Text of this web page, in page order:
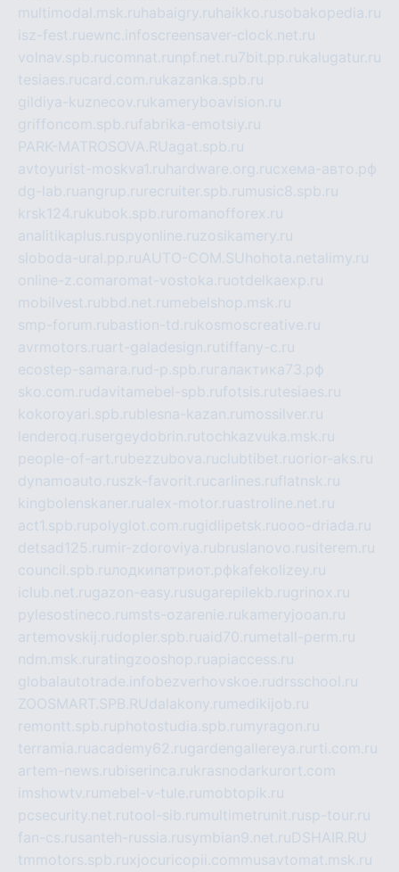
multimodal.msk.ru habaigry.ru haikko.rusobakopedia.ru
isz-fest.ruewnc.infoscreensaver-clock.net.ru
volnav.spb.rucomnat.ru npf.net.ru 7bit.pp.rukalugatur.ru
tesiaes.rucard.com.rukazanka.spb.ru
gildiya-kuznecov.rukameryboavision.ru
griffoncom.spb.rufabrika-emotsiy.ru
PARK-MATROSOVA.RUagat.spb.ru
avtoyurist-moskva1.ru hardware.org.ruсхема-авто.рф
dg-lab.ruangrup.ru recruiter.spb.ru music8.spb.ru
krsk124.rukubok.spb.ru romanofforex.ru
analitikaplus.ruspyonline.ruzosikamery.ru
sloboda-ural.pp.ruAUTO-COM.SU hohota.net alimy.ru
online-z.comaromat-vostoka.ruotdelkaexp.ru
mobilvest.rubbd.net.ru mebelshop.msk.ru
smp-forum.rubastion-td.rukosmoscreative.ru
avrmotors.ruart-galadesign.rutiffany-c.ru
ecostep-samara.rud-p.spb.ru галактика73.рф
sko.com.rudavitamebel-spb.rufotsis.rutesiaes.ru
kokoroyari.spb.rublesna-kazan.ru mossilver.ru
lenderoq.rusergeydobrin.rutochkazvuka.msk.ru
people-of-art.rubezzubova.ruclubtibet.ruorior-aks.ru
dynamoauto.ruszk-favorit.rucarlines.ruflatnsk.ru
kingbolenskaner.rualex-motor.ruastroline.net.ru
act1.spb.rupolyglot.com.rugidlipetsk.ruooo-driada.ru
detsad125.ru mir-zdoroviya.rubruslanovo.rusiterem.ru
council.spb.ruлодкипатриот.рфkafekolizey.ru
iclub.net.rugazon-easy.rusugarepilekb.rugrinox.ru
pylesostineco.ru msts-ozarenie.rukameryjooan.ru
artemovskij.rudopler.spb.ruaid70.ru metall-perm.ru
ndm.msk.ru ratingzooshop.ruapiaccess.ru
globalautotrade.info bezverhovskoe.rudrsschool.ru
ZOOSMART.SPB.RUdalakony.ru medikijob.ru
remontt.spb.ruphotostudia.spb.ru myragon.ru
terramia.ruacademy62.rugardengallereya.ru rti.com.ru
artem-news.rubiserinca.rukrasnodarkurort.com
imshowtv.ru mebel-v-tule.ru mobtopik.ru
pcsecurity.net.rutool-sib.ru multimetrunit.rusp-tour.ru
fan-cs.rusanteh-russia.rusymbian9.net.ruDSHAIR.RU
tmmotors.spb.ruxjocuricopii.com musavtomat.msk.ru